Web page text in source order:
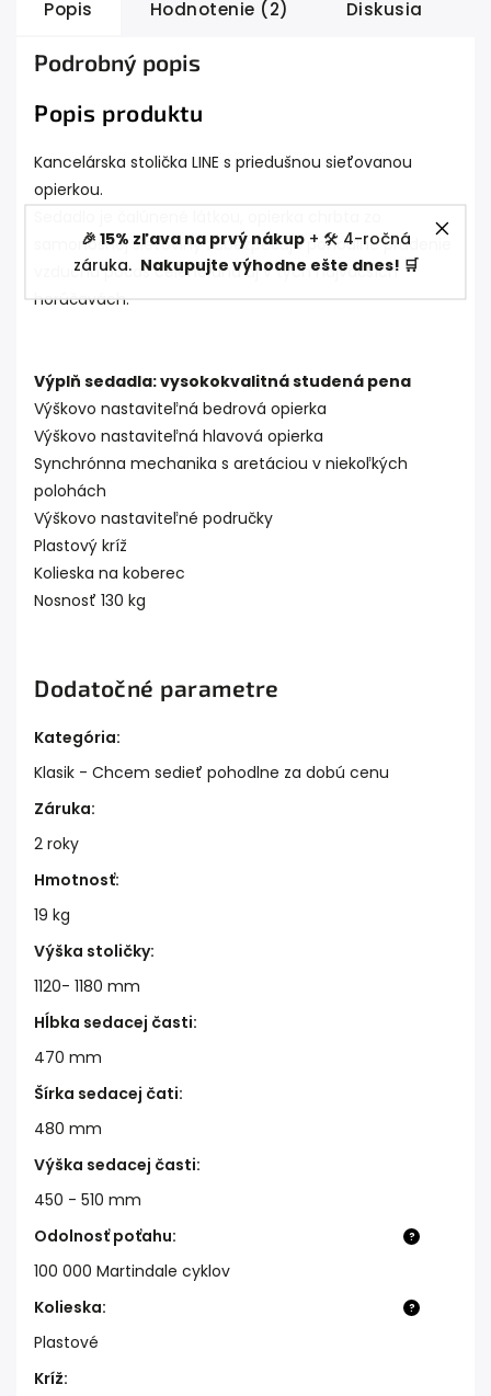
🎉 15% zľava na prvý nákup+ 🛠️ 4-ročná
záruka. Nakupujte výhodne ešte dnes! 🛒
Popis Hodnotenie (2) Diskusia
Podrobný popis
Popis produktu
Kancelárska stolička LINE s priedušnou sieťovanou
opierkou.
samonosnej sieťoviny zabezpečuje pohodlné prúdenie
vzduchu počas celého dňa aj v tých najväčších
horúčavách.
Výplň sedadla: vysokokvalitná studená pena
Výškovo nastaviteľná bedrová opierka
Výškovo nastaviteľná hlavová opierka
Synchrónna mechanika s aretáciou v niekoľkých
polohách
Výškovo nastaviteľné područky
Plastový kríž
Kolieska na koberec
Nosnosť 130 kg
Dodatočné parametre
Kategória:
Klasik - Chcem sedieť pohodlne za dobú cenu
Záruka:
2 roky
Hmotnosť:
19 kg
Výška stoličky:
1120- 1180 mm
Hĺbka sedacej časti:
470 mm
Šírka sedacej čati:
480 mm
Výška sedacej časti:
450 - 510 mm
?
Odolnosť poťahu:
100 000 Martindale cyklov
?
Kolieska:
Plastové
Kríž: